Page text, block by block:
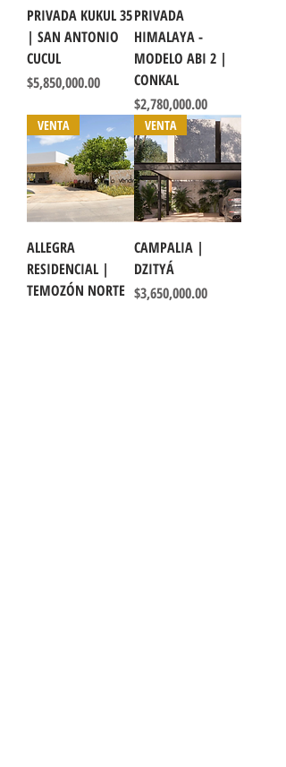
PRIVADA KUKUL 35
| SAN ANTONIO
CUCUL
Precio
$5,850,000.00
PRIVADA
HIMALAYA -
MODELO ABI 2 |
CONKAL
Precio
$2,780,000.00
VENTA
ALLEGRA
RESIDENCIAL |
TEMOZÓN NORTE
VENTA
CAMPALIA |
DZITYÁ
Precio
$3,650,000.00